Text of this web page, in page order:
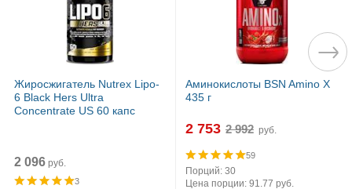
Жиросжигатель Nutrex Lipo-
6 Black Hers Ultra
Concentrate US 60 капс
2 096руб.
3
Аминокислоты BSN Amino X
435 г
2 753 руб.
59
Порций: 30
Цена порции: 91.77 руб.